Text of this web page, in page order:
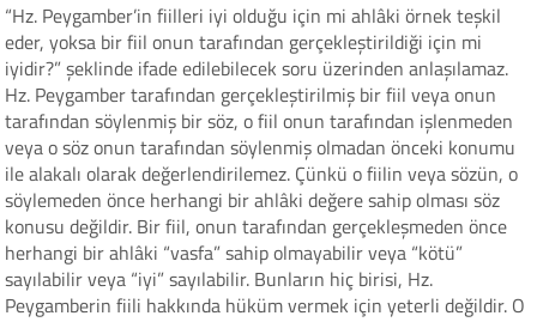
“Hz. Peygamber’in fiilleri iyi olduğu için mi ahlâki örnek teşkil
eder, yoksa bir fiil onun tarafından gerçekleştirildiği için mi
iyidir?” şeklinde ifade edilebilecek soru üzerinden anlaşılamaz.
Hz. Peygamber tarafından gerçekleştirilmiş bir fiil veya onun
tarafından söylenmiş bir söz, o fiil onun tarafından işlenmeden
veya o söz onun tarafından söylenmiş olmadan önceki konumu
ile alakalı olarak değerlendirilemez. Çünkü o fiilin veya sözün, o
söylemeden önce herhangi bir ahlâki değere sahip olması söz
konusu değildir. Bir fiil, onun tarafından gerçekleşmeden önce
herhangi bir ahlâki “vasfa” sahip olmayabilir veya “kötü”
sayılabilir veya “iyi” sayılabilir. Bunların hiç birisi, Hz.
Peygamberin fiili hakkında hüküm vermek için yeterli değildir. O